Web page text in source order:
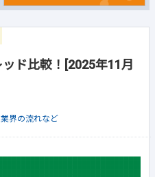
ド比較！[2025年11月
界の流れなど